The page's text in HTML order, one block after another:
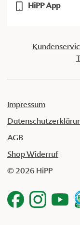
HiPP App
Impressum
AGB
Shop Widerruf
© 2026 HiPP